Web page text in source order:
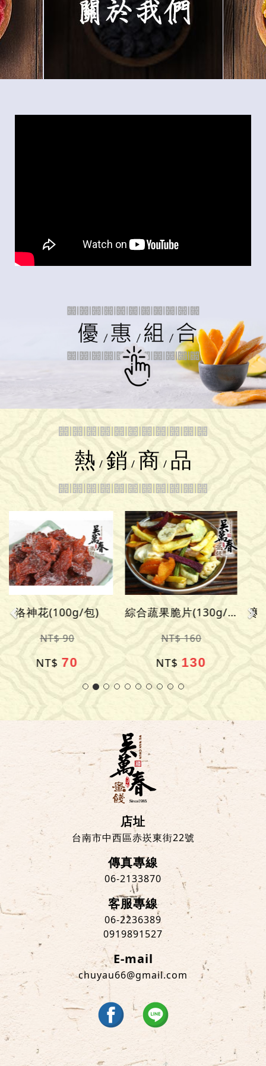
熱 / 銷 / 商 / 品
NT$ 150
NT$ 130
凍頂茶梅(270g/包)
NT$ 150
NT$ 130
Previous
店址
台南市中西區赤崁東街22號
傳真專線
06-2133870
客服專線
06-2236389
0919891527
E-mail
chuyau66@gmail.com